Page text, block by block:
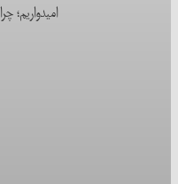
امیدواریم؛